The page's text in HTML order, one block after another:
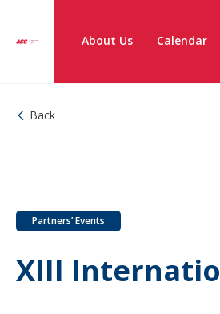
About Us Calendar
Back
Partners’ Events
XIII